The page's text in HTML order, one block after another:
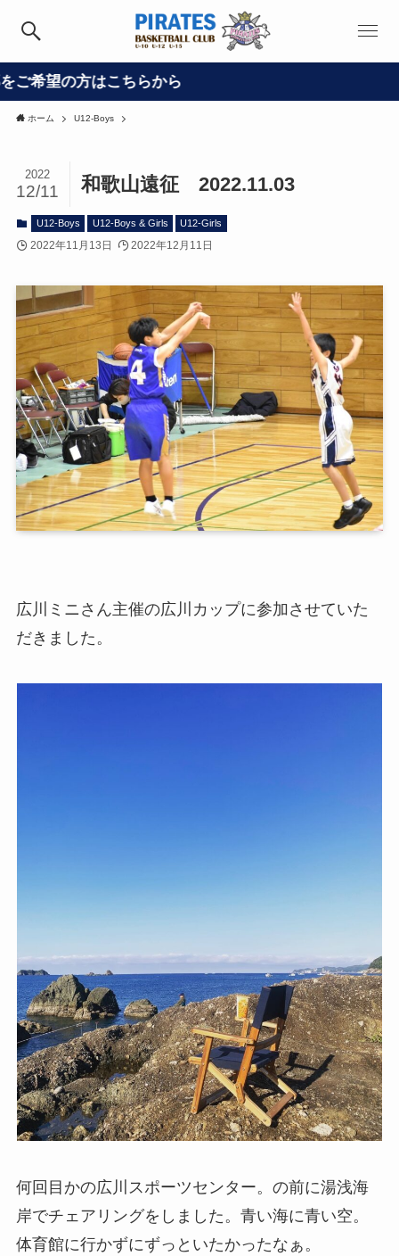
はこちらから
ホーム U12-Boys
和歌山遠征 2022.11.03
2022
12/11
U12-Boys U12-Boys & Girls U12-Girls
2022年11月13日 2022年12月11日
広川ミニさん主催の広川カップに参加させていた
だきました。
何回目かの広川スポーツセンター。の前に湯浅海
岸でチェアリングをしました。青い海に青い空。
体育館に行かずにずっといたかったなぁ。